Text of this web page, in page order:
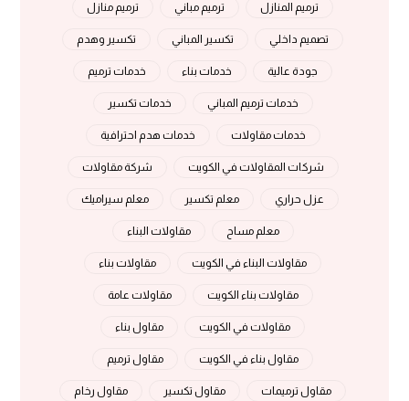
ترميم المنازل ترميم مباني ترميم منازل
تصميم داخلي تكسير المباني تكسير وهدم
جودة عالية خدمات بناء خدمات ترميم
خدمات ترميم المباني خدمات تكسير
خدمات مقاولات خدمات هدم احترافية
شركات المقاولات في الكويت شركة مقاولات
عزل حراري معلم تكسير معلم سيراميك
معلم مساح مقاولات البناء
مقاولات البناء في الكويت مقاولات بناء
مقاولات بناء الكويت مقاولات عامة
مقاولات في الكويت مقاول بناء
مقاول بناء في الكويت مقاول ترميم
مقاول ترميمات مقاول تكسير مقاول رخام